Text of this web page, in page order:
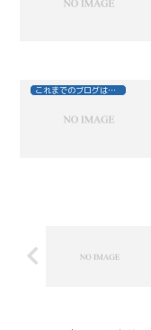
これまでのブログはこちら